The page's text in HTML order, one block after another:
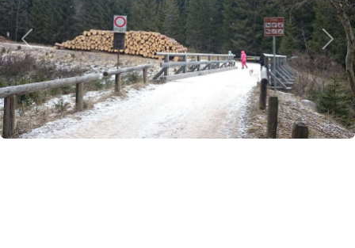
Italia Provincia di Trento
Cima Bocche
Lago di Paneveggio
Forte Dossaccio
Previous Next
Copyright © 2010-2021 trekking-etc - Tutti i diritti riservati
Developed by
gb-ing
termini d'uso
- esclusione di responsabilità-privacy e cookie